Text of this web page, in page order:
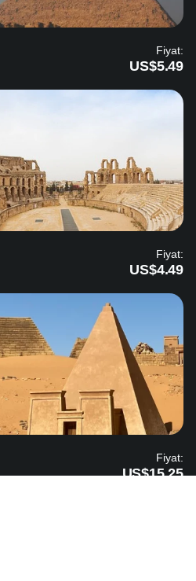
Fiyat:
US$5.49
Fiyat:
US$4.49
Fiyat:
US$15.25